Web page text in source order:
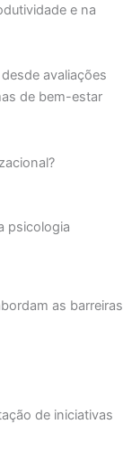
e na
avaliações
de bem-estar
psicologia
as barreiras
de iniciativas